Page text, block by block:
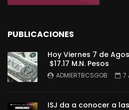
PUBLICACIONES
Hoy Viernes 7 de
$17.17 M.N. Pesos
ADMIERTBCSGOB 7
ISJ da a conocer a